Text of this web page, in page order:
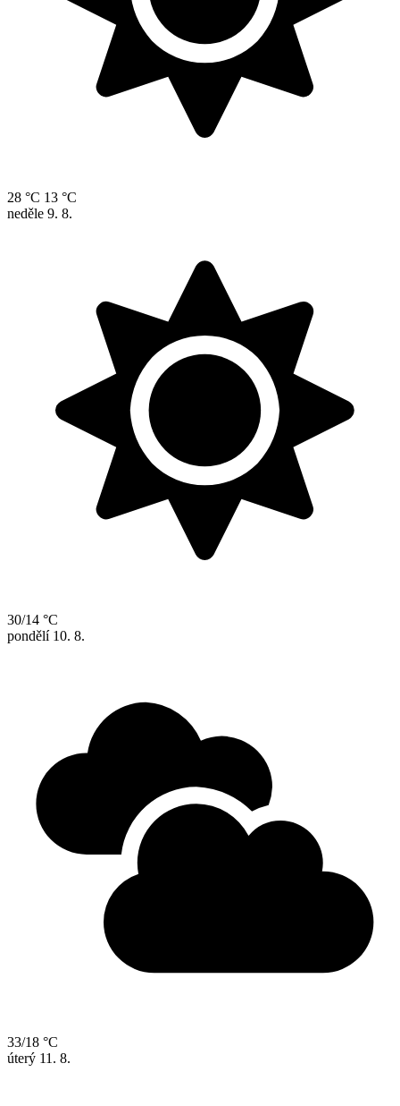
28 °C 13 °C
neděle 9. 8.
30/14 °C
pondělí 10. 8.
33/18 °C
úterý 11. 8.